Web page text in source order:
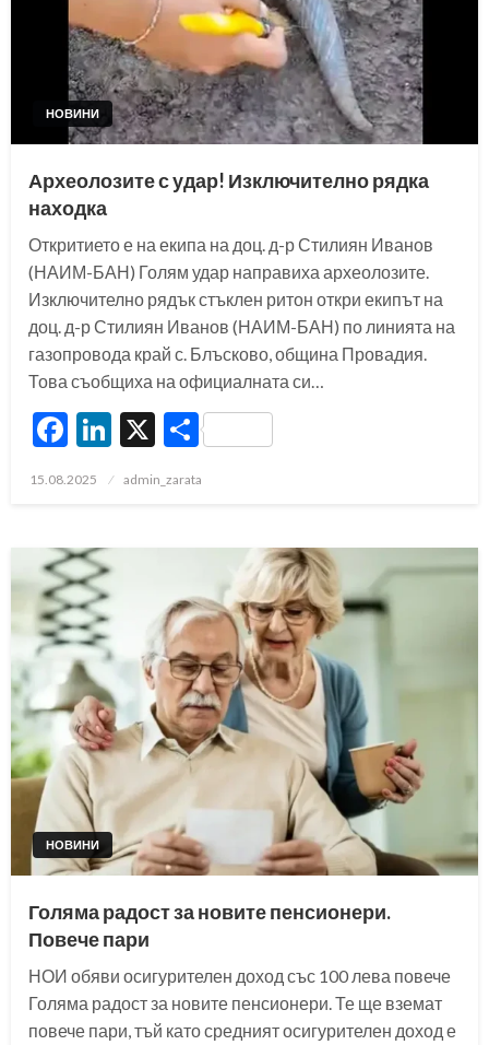
НОВИНИ
Археолозите с удар! Изключително рядка
находка
Откритието е на екипа на доц. д-р Стилиян Иванов
(НАИМ-БАН) Голям удар направиха археолозите.
Изключително рядък стъклен ритон откри екипът на
доц. д-р Стилиян Иванов (НАИМ-БАН) по линията на
газопровода край с. Блъсково, община Провадия.
Това съобщиха на официалната си…
Facebook
LinkedIn
X Share
Posted
15.08.2025 admin_zarata
НОВИНИ
Голяма радост за новите пенсионери.
Повече пари
НОИ обяви осигурителен доход със 100 лева повече
Голяма радост за новите пенсионери. Те ще вземат
повече пари, тъй като средният осигурителен доход е